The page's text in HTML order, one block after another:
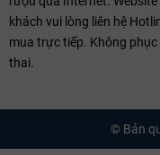
khách vui lòng liên hệ
mua trực tiếp. Không
thai.
© Bản